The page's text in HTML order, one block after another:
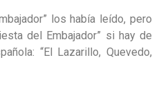
los había leído, pero
del Embajador” si hay de
“El Lazarillo, Quevedo,